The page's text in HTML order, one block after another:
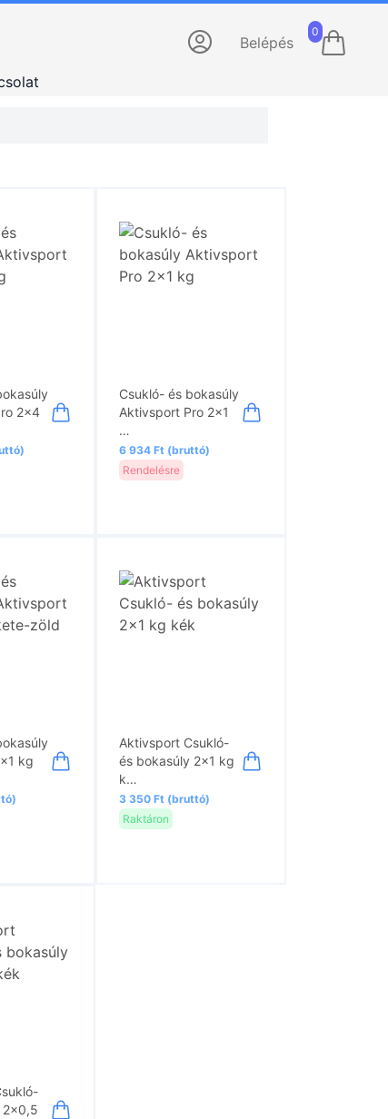
0
Belépés
2x4
Csukló- és bokasúly
Aktivsport Pro 2x1
…
6 934 Ft (bruttó)
Rendelésre
kg
Aktivsport Csukló-
és bokasúly 2x1 kg
k…
3 350 Ft (bruttó)
Raktáron
2x0,5